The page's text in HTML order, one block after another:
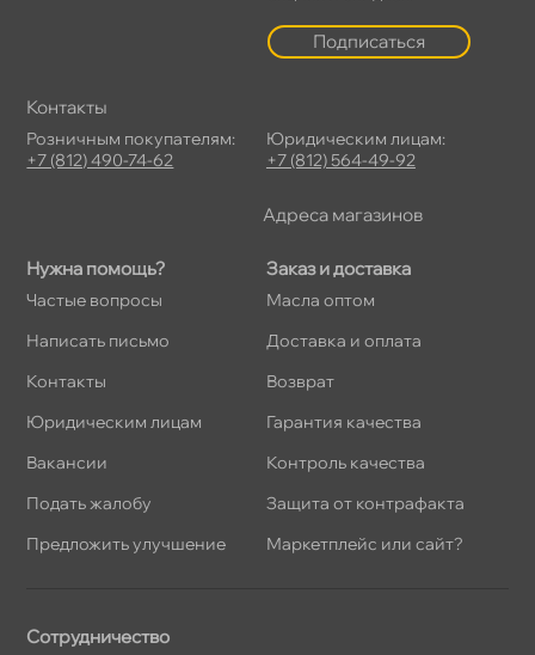
Нужна помощь?
Частые вопросы
Написать письмо
Контакты
Юридическим лицам
акансии
Подать жалобу
Предложить улучшение
Заказ и доставка
Масла оптом
Доставка и оплата
озврат
Гарантия качества
Контроль качества
Защита от контрафакта
Маркетплейс или сайт?
Подписаться
Сотрудничество
Контакты
Розничным покупателям:
+7 (812) 490-74-62
Юридическим лицам:
+7 (812) 564-49-92
Адреса магазино